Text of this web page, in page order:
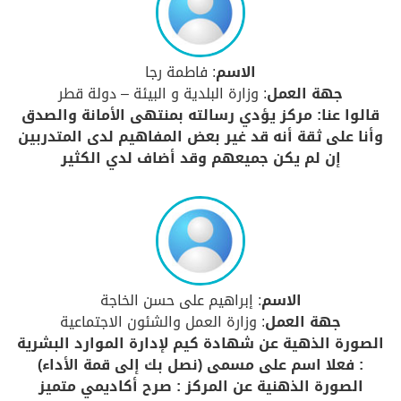
الاسم: فاطمة رجا
جهة العمل: وزارة البلدية و البيئة – دولة قطر
قالوا عنا: مركز يؤدي رسالته بمنتهى الأمانة والصدق
وأنا على ثقة أنه قد غير بعض المفاهيم لدى المتدربين
إن لم يكن جميعهم وقد أضاف لدي الكثير
الاسم: إبراهيم على حسن الخاجة
جهة العمل: وزارة العمل والشئون الاجتماعية
الصورة الذهية عن شهادة كيم لإدارة الموارد البشرية
: فعلا اسم على مسمى (نصل بك إلى قمة الأداء)
الصورة الذهنية عن المركز : صرح أكاديمي متميز